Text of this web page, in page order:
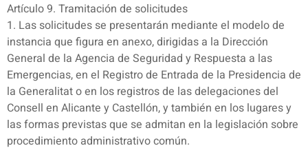
Artículo 9. Tramitación de solicitudes
1. Las solicitudes se presentarán mediante el modelo de
instancia que figura en anexo, dirigidas a la Dirección
General de la Agencia de Seguridad y Respuesta a las
Emergencias, en el Registro de Entrada de la Presidencia de
la Generalitat o en los registros de las delegaciones del
Consell en Alicante y Castellón, y también en los lugares y
las formas previstas que se admitan en la legislación sobre
procedimiento administrativo común.